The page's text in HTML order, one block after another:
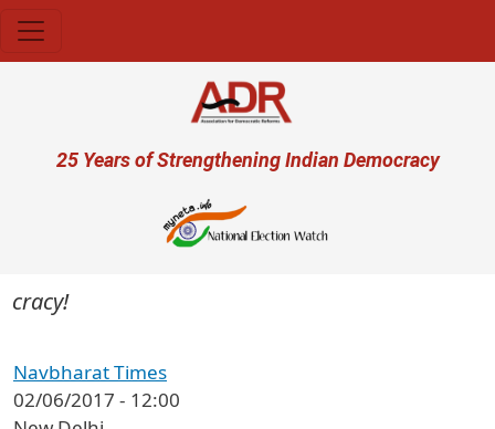
User account menu
25 Years of Strengthening Indian Democracy
Navbharat Times
02/06/2017 - 12:00